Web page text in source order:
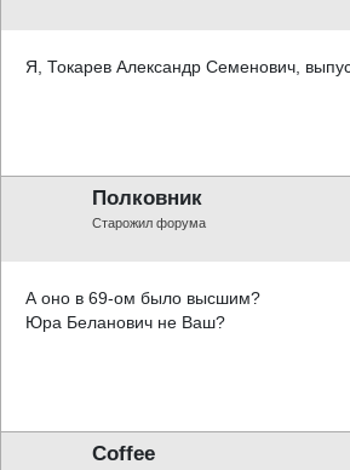
Я, Токарев Александр Семенович,
Полковник
Старожил форума
А оно в 69-ом было высшим?
Юра Беланович не Ваш?
Coffee